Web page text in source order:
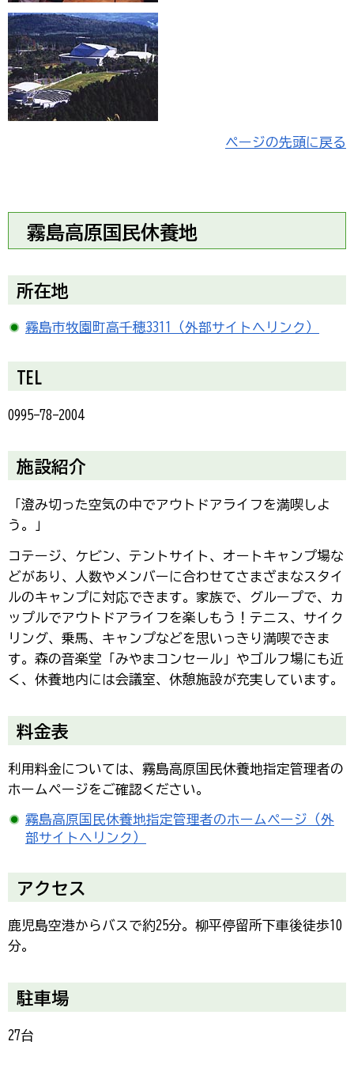
ページの先頭に戻る
霧島高原国民休養地
所在地
霧島市牧園町高千穂3311（外部サイトへリンク）
TEL
0995-78-2004
施設紹介
「澄み切った空気の中でアウトドアライフを満喫しよ
う。」
コテージ、ケビン、テントサイト、オートキャンプ場な
どがあり、人数やメンバーに合わせてさまざまなスタイ
ルのキャンプに対応できます。家族で、グループで、カ
ップルでアウトドアライフを楽しもう！テニス、サイク
リング、乗馬、キャンプなどを思いっきり満喫できま
す。森の音楽堂「みやまコンセール」やゴルフ場にも近
く、休養地内には会議室、休憩施設が充実しています。
料金表
利用料金については、霧島高原国民休養地指定管理者の
ホームページをご確認ください。
霧島高原国民休養地指定管理者のホームページ（外
部サイトへリンク）
アクセス
鹿児島空港からバスで約25分。柳平停留所下車後徒歩10
分。
駐車場
27台